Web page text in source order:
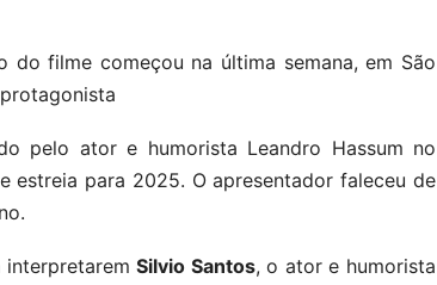
do filme começou na última semana, em São
pelo ator e humorista Leandro Hassum no
estreia para 2025. O apresentador faleceu de
interpretaremSilvio Santos, o ator e humorista